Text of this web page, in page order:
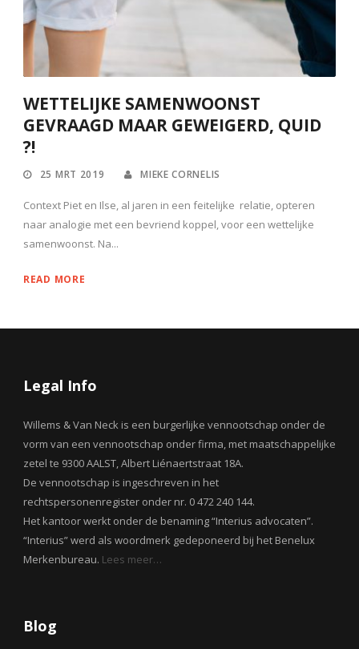
WETTELIJKE SAMENWOONST
GEVRAAGD MAAR GEWEIGERD, QUID
?!
25 MRT 2019 MIEKE CORNELIS
Context Piet en Ilse, al jaren in een feitelijke relatie, opteren
naar analogie met een bevriend koppel, voor een wettelijke
samenwoonst. Na...
READ MORE
Legal Info
Willems & Van Neck is een burgerlijke vennootschap onder de
vorm van een vennootschap onder firma, met maatschappelijke
zetel te 9300 AALST, Albert Liénaertstraat 18A.
De vennootschap is ingeschreven in het
rechtspersonenregister onder nr. 0 472 240 144.
Het kantoor werkt onder de benaming “Interius advocaten”.
“Interius” werd als woordmerk gedeponeerd bij het Benelux
Merkenbureau. Lees meer…
Blog